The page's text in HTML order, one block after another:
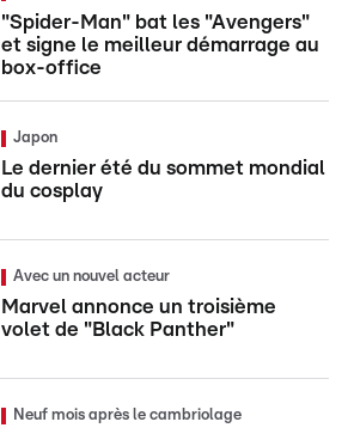
"Spider-Man" bat les "Avengers"
et signe le meilleur démarrage au
box-office
Japon
Le dernier été du sommet mondial
du cosplay
Avec un nouvel acteur
Marvel annonce un troisième
volet de "Black Panther"
Neuf mois après le cambriolage